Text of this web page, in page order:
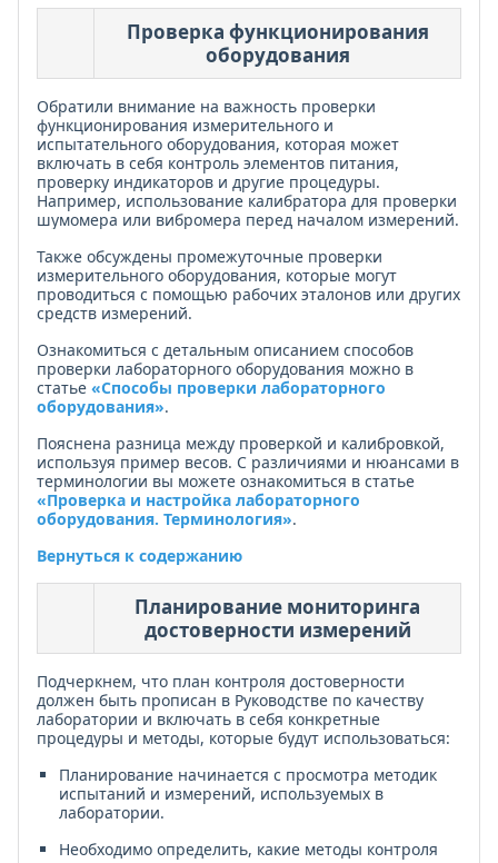
Проверка функционирования
оборудования
Обратили внимание на важность проверки
функционирования измерительного и
испытательного оборудования, которая может
включать в себя контроль элементов питания,
проверку индикаторов и другие процедуры.
Например, использование калибратора для проверки
шумомера или вибромера перед началом измерений.
Также обсуждены промежуточные проверки
измерительного оборудования, которые могут
проводиться с помощью рабочих эталонов или других
средств измерений.
Ознакомиться с детальным описанием способов
проверки лабораторного оборудования можно в
статье «Способы проверки лабораторного
оборудования».
Пояснена разница между проверкой и калибровкой,
используя пример весов. С различиями и нюансами в
терминологии вы можете ознакомиться в статье
«Проверка и настройка лабораторного
оборудования. Терминология».
Вернуться к содержанию
Планирование мониторинга
достоверности измерений
Подчеркнем, что план контроля достоверности
должен быть прописан в Руководстве по качеству
лаборатории и включать в себя конкретные
процедуры и методы, которые будут использоваться:
Планирование начинается с просмотра методик
испытаний и измерений, используемых в
лаборатории.
Необходимо определить, какие методы контроля